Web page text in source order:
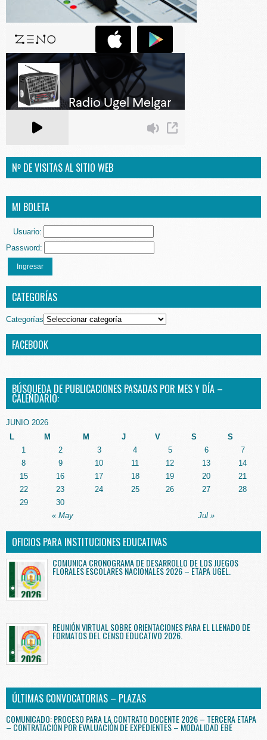
Nº DE VISITAS AL SITIO WEB
MI BOLETA
Usuario:
Password:
Ingresar
CATEGORÍAS
Categorías
FACEBOOK
BÚSQUEDA DE PUBLICACIONES PASADAS POR MES Y DÍA –
CALENDARIO:
JUNIO 2026
L
M M J V S S
« May Jul »
1 2 3 4 5 6
7
8
9 10 11 12 13
14
15
16 17 18 19 20
21
22
23 24 25 26 27
28
29
30
OFICIOS PARA INSTITUCIONES EDUCATIVAS
COMUNICA CRONOGRAMA DE DESARROLLO DE LOS JUEGOS
FLORALES ESCOLARES NACIONALES 2026 – ETAPA UGEL.
REUNIÓN VIRTUAL SOBRE ORIENTACIONES PARA EL LLENADO DE
FORMATOS DEL CENSO EDUCATIVO 2026.
ÚLTIMAS CONVOCATORIAS – PLAZAS
COMUNICADO: PROCESO PARA LA CONTRATO DOCENTE 2026 – TERCERA ETAPA
– CONTRATACIÓN POR EVALUACIÓN DE EXPEDIENTES – MODALIDAD EBE